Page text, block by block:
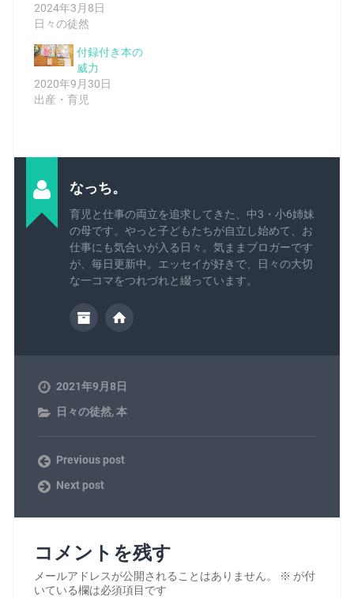
2024年3月8日
日々の徒然
付録付き本の
威力
2020年9月30日
出産・育児
なっち。
育児と仕事の両立を追求してきた、中3・小6姉妹
の母です。やっと子どもたちが自立し始めて、お
仕事にも気合いが入る日々。気ままブロガーです
が、毎日更新中。エッセイが好きで、日々の大切
な一コマをつれづれと綴っています。
2021年9月8日
日々の徒然,本
Previous post
Next post
コメントを残す
メールアドレスが公開されることはありません。 ※ が付
いている欄は必須項目です